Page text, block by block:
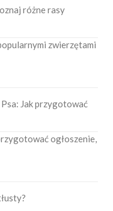
różne rasy
zwierzętami
Jak przygotować
ogłoszenie,